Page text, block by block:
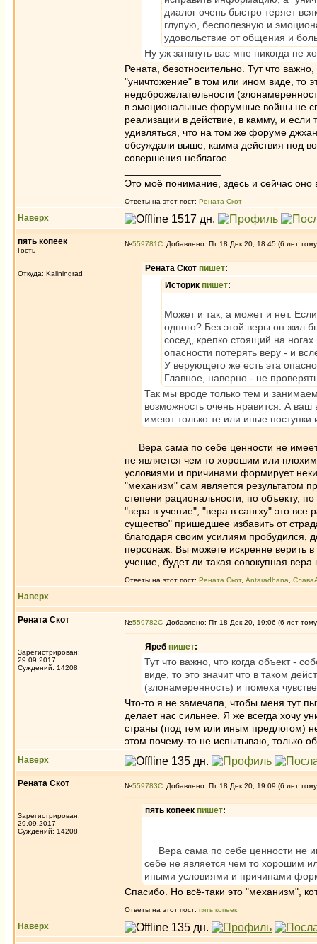
диалог очень быстро теряет
глупую, бесполезную и
удовольствие от общения и
Ну уж заткнуть вас мне никогда не
Рената, безотносительно. Тут что
"уничтожение" в том или ином виде, то
недоброжелательности
в эмоциональные форумные войны не
реализации в действие, в камму, и
удивляться, что на том же форуме
обсуждали выше, камма действия под
совершения неблагое.
Это моё понимание, здесь и сейчас оно
Ответы на этот пост: Рената Скот
Наверх
пять копеек
Гость
Откуда: Kaliningrad
№559781 Добавлено: Пт 18 Дек 20, 18:45 (6 лет
Рената Скот пишет:
Историк пишет:
Может и так, а может и нет.
одного? Без этой веры он жил
сосед, крепко стоящий на
опасности потерять веру - и
У верующего же есть эта
Главное, наверно - не
Так мы вроде только тем и
возможность очень нравится. А
имеют только те или иные
Вера сама по себе ценности не имеет,
не является чем то хорошим или
условиями и причинами формирует
"механизм" сам является результатом
степени рациональности, по объекту,
"вера в учение", "вера в сангху" это
существо" пришедшее избавить от
благодаря своим усилиям пробудился,
персонаж. Вы можете искренне верить в
учение, будет ли такая совокупная
Ответы на этот пост: Рената Скот, Antaradhana
Наверх
Рената Скот
Зарегистрирован:
29.09.2017
Суждений: 14208
№559782 Добавлено: Пт 18 Дек 20, 19:06 (6 лет
Яреб пишет:
Тут что важно, что когда объект -
виде, то это значит что в таком
(злонамеренность) и помеха
Что-то я не замечала, чтобы меня тут
делает нас сильнее. Я же всегда хочу
страны (под тем или иным предлогом)
этом почему-то не испытываю, только
Наверх
Рената Скот
Зарегистрирован:
29.09.2017
Суждений: 14208
№559783 Добавлено: Пт 18 Дек 20, 19:09 (6 лет
пять копеек пишет:
Вера сама по себе ценности не
себе не является чем то хорошим
иными условиями и причинами
Спасибо. Но всё-таки это "механизм",
Ответы на этот пост: пять копеек
Наверх